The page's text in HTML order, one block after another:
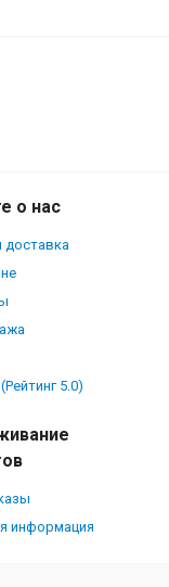
о нас
доставка
5.0)
информация